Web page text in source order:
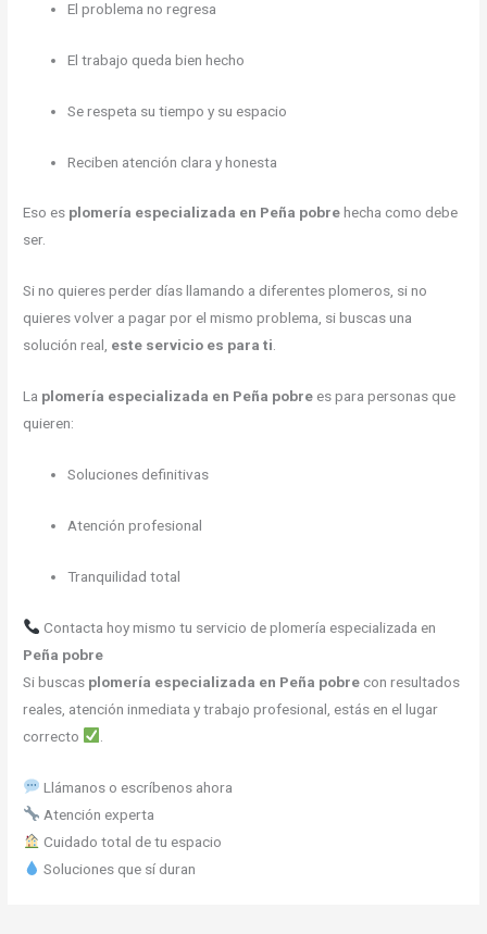
El problema no regresa
El trabajo queda bien hecho
Se respeta su tiempo y su espacio
Reciben atención clara y honesta
Eso es plomería especializada en Peña pobrehecha como debe
ser.
Si no quieres perder días llamando a diferentes plomeros, si no
quieres volver a pagar por el mismo problema, si buscas una
solución real, este servicio es para ti.
La plomería especializada en Peña pobre es para personas que
quieren:
Soluciones definitivas
Atención profesional
Tranquilidad total
Contacta hoy mismo tu servicio de plomería especializada en
Peña pobre
Si buscas plomería especializada en Peña pobre con resultados
reales, atención inmediata y trabajo profesional, estás en el lugar
correcto
Llámanos o escríbenos ahora
Atención experta
Cuidado total de tu espacio
Soluciones que sí duran